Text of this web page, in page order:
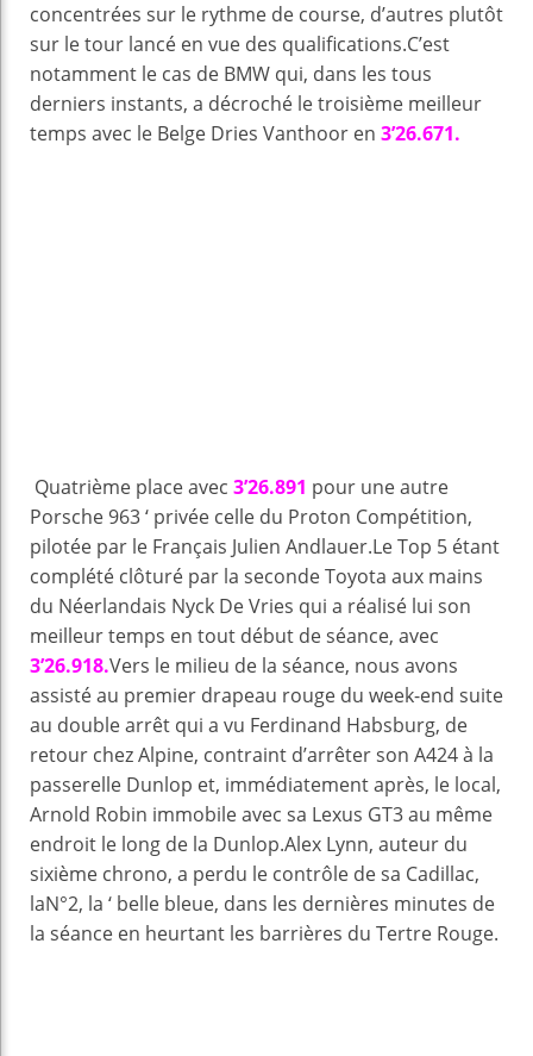
concentrées sur le rythme de course, d’autres plutôt
sur le tour lancé en vue des qualifications.C’est
notamment le cas de BMW qui, dans les tous
derniers instants, a décroché le troisième meilleur
temps avec le Belge Dries Vanthoor en 3’26.671.
Quatrième place avec 3’26.891 pour une autre
Porsche 963 ‘ privée celle du Proton Compétition,
pilotée par le Français Julien Andlauer.Le Top 5 étant
complété clôturé par la seconde Toyota aux mains
du Néerlandais Nyck De Vries qui a réalisé lui son
meilleur temps en tout début de séance, avec
3’26.918.Vers le milieu de la séance, nous avons
assisté au premier drapeau rouge du week-end suite
au double arrêt qui a vu Ferdinand Habsburg, de
retour chez Alpine, contraint d’arrêter son A424 à la
passerelle Dunlop et, immédiatement après, le local,
Arnold Robin immobile avec sa Lexus GT3 au même
endroit le long de la Dunlop.Alex Lynn, auteur du
sixième chrono, a perdu le contrôle de sa Cadillac,
laN°2, la ‘ belle bleue, dans les dernières minutes de
la séance en heurtant les barrières du Tertre Rouge.